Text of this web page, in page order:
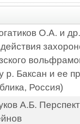
О.А. и
р. Баксан и ее
Россия)
А.Б.